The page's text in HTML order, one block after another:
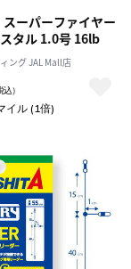
スーパーファイヤー
タル 1.0号 16lb
ング JAL Mall店
込）
イル (1倍)